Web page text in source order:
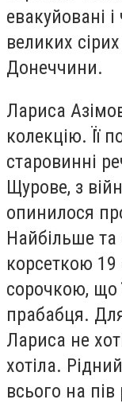
евакуйовані
великих
Донеччини.
Лариса
колекцію. Її
старовинні
Щурове, з
опинилося
Найбільше
корсеткою 19
сорочкою, що
прабабця.
Лариса не
хотіла.
всього на